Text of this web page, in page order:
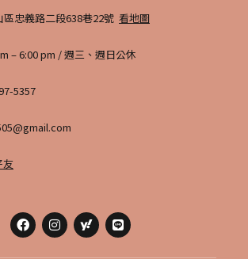
區忠義路二段638巷22號 看地圖
– 6:00 pm / 週三、週日公休
5357
友